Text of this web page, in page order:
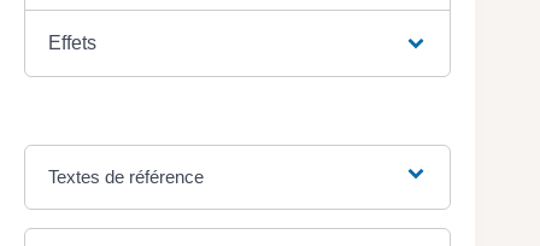
Effets
Textes de référence